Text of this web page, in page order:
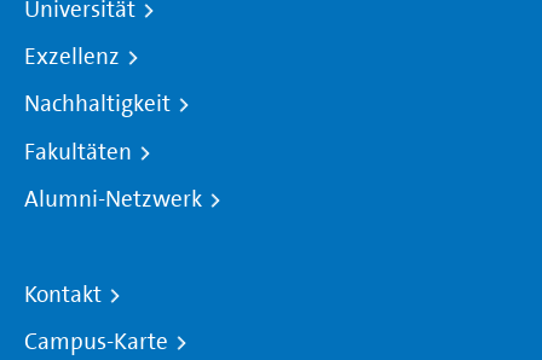
Universität
Exzellenz
Nachhaltigkeit
Fakultäten
Alumni-Netzwerk
Kontakt
Campus-Karte